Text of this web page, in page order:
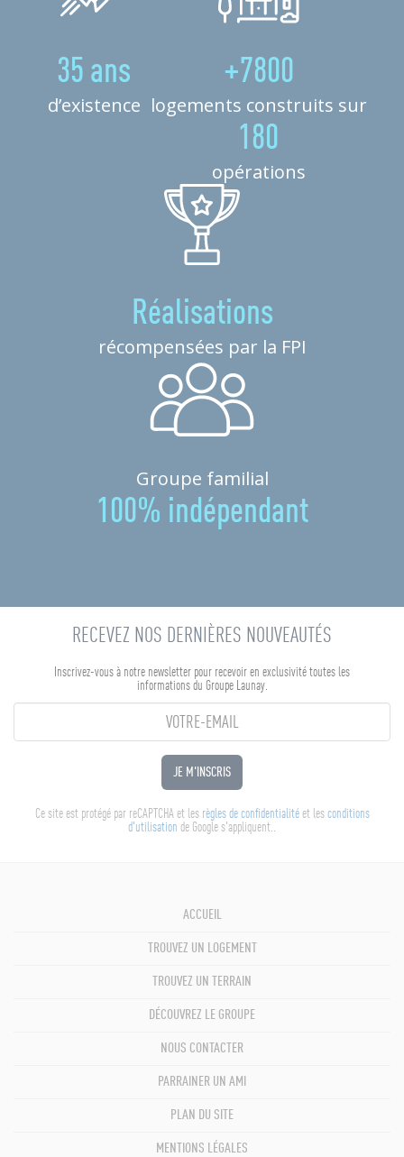
35 ans
d’existence
+7800
logements construits sur
180
opérations
Réalisations
récompensées par la FPI
Groupe familial
100% indépendant
RECEVEZ NOS DERNIÈRES NOUVEAUTÉS
Inscrivez-vous à notre newsletter pour recevoir en exclusivité toutes les
informations du Groupe Launay.
JE M'INSCRIS
Ce site est protégé par reCAPTCHA et les règles de confidentialitéet les conditions
d'utilisation de Google s'appliquent..
ACCUEIL
TROUVEZ UN LOGEMENT
TROUVEZ UN TERRAIN
DÉCOUVREZ LE GROUPE
NOUS CONTACTER
PARRAINER UN AMI
PLAN DU SITE
MENTIONS LÉGALES